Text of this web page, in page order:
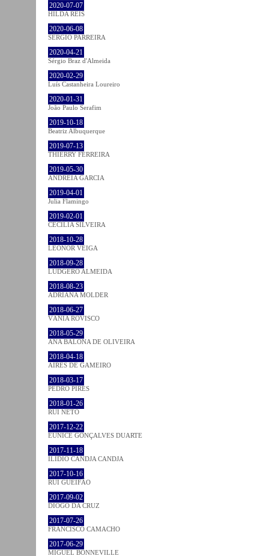
2020-07-07
HILDA REIS
2020-06-08
SÉRGIO PARREIRA
2020-04-21
Sérgio Braz d'Almeida
2020-02-29
Luís Castanheira Loureiro
2020-01-31
João Paulo Serafim
2019-10-18
Beatriz Albuquerque
2019-07-13
THIERRY FERREIRA
2019-05-30
ANDREIA GARCIA
2019-04-01
Julia Flamingo
2019-02-01
CECÍLIA SILVEIRA
2018-10-28
LEONOR VEIGA
2018-09-28
LUDGERO ALMEIDA
2018-08-23
ADRIANA MOLDER
2018-06-27
VÂNIA ROVISCO
2018-05-29
ANA BALONA DE OLIVEIRA
2018-04-18
AIRES DE GAMEIRO
2018-03-17
PEDRO PIRES
2018-01-26
RUI NETO
2017-12-22
EUNICE GONÇALVES DUARTE
2017-11-18
ILIDIO CANDJA CANDJA
2017-10-16
RUI GUEIFÃO
2017-09-02
DIOGO DA CRUZ
2017-07-26
FRANCISCO CAMACHO
2017-06-29
MIGUEL BONNEVILLE